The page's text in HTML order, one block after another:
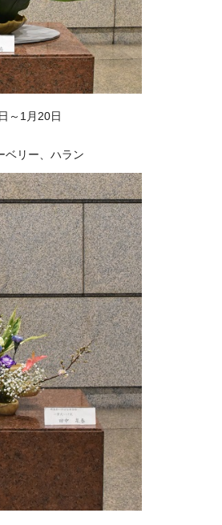
～1月20日
ベリー、ハラン